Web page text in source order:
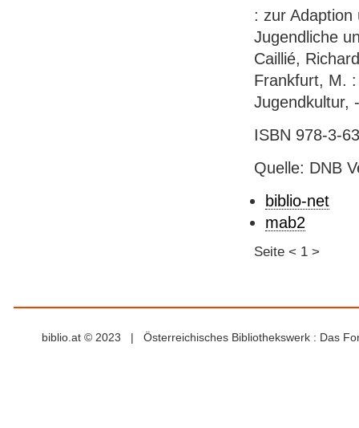
: zur
Jugendliche
Caillié,
Frankfurt, M.
Jugendkultur,
ISBN 978-3-
Quelle: DNB
biblio-net
mab2
Seite < 1 >
biblio.at © 2023 | Österreichisches Bibliothekswerk : Das